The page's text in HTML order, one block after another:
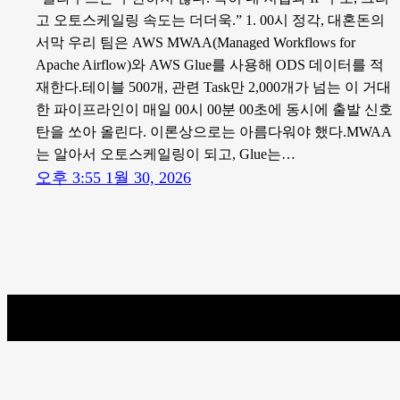
고 오토스케일링 속도는 더더욱.” 1. 00시 정각, 대혼돈의
서막 우리 팀은 AWS MWAA(Managed Workflows for
Apache Airflow)와 AWS Glue를 사용해 ODS 데이터를 적
재한다.테이블 500개, 관련 Task만 2,000개가 넘는 이 거대
한 파이프라인이 매일 00시 00분 00초에 동시에 출발 신호
탄을 쏘아 올린다. 이론상으로는 아름다워야 했다.MWAA
는 알아서 오토스케일링이 되고, Glue는…
오후 3:55 1월 30, 2026